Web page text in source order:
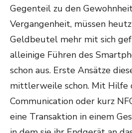
Gegenteil zu den
Vergangenheit, müssen
Geldbeutel mehr mit sich
alleinige Führen des
schon aus. Erste Ansätze
mittlerweile schon. Mit Hilfe
Communication oder kurz
eine Transaktion in einem